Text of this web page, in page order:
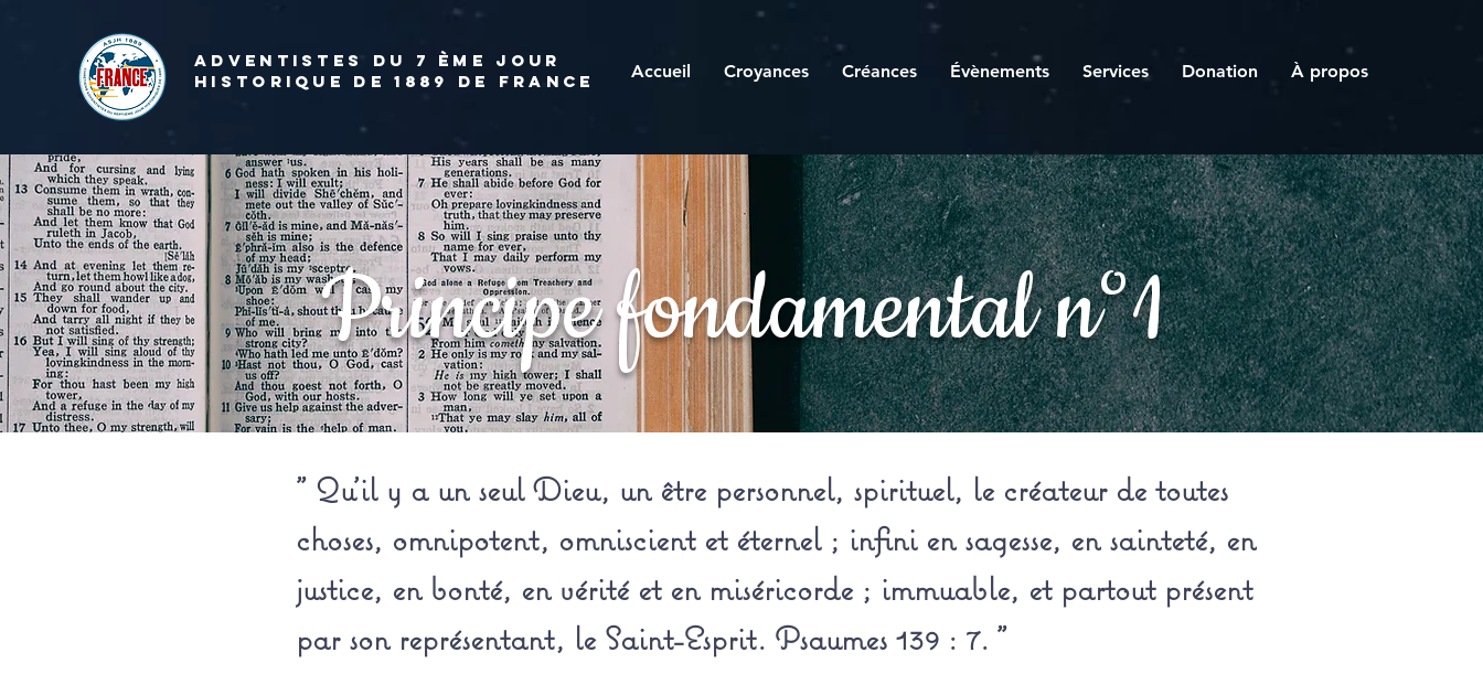
ADVENTISTES DU 7 ème JOUR
HISTORIQUE DE 1889 de france
Accueil Croyances Créances Évènements Services Donation À propos
Principe fondamental n°1
" Qu'il y a un seul Dieu, un être personnel, spirituel, le créateur de toutes
choses, omnipotent, omniscient et éternel ; infini en sagesse, en sainteté, en
justice, en bonté, en vérité et en miséricorde ; immuable, et partout présent
par son représentant, le Saint-Esprit. Psaumes 139 : 7. "